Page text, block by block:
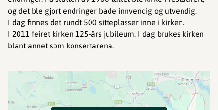
og det ble gjort endringer både innvendig og utvendig.
I dag finnes det rundt 500 sitteplasser inne i kirken.
I 2011 feiret kirken 125-års jubileum. I dag brukes kirken
blant annet som konsertarena.